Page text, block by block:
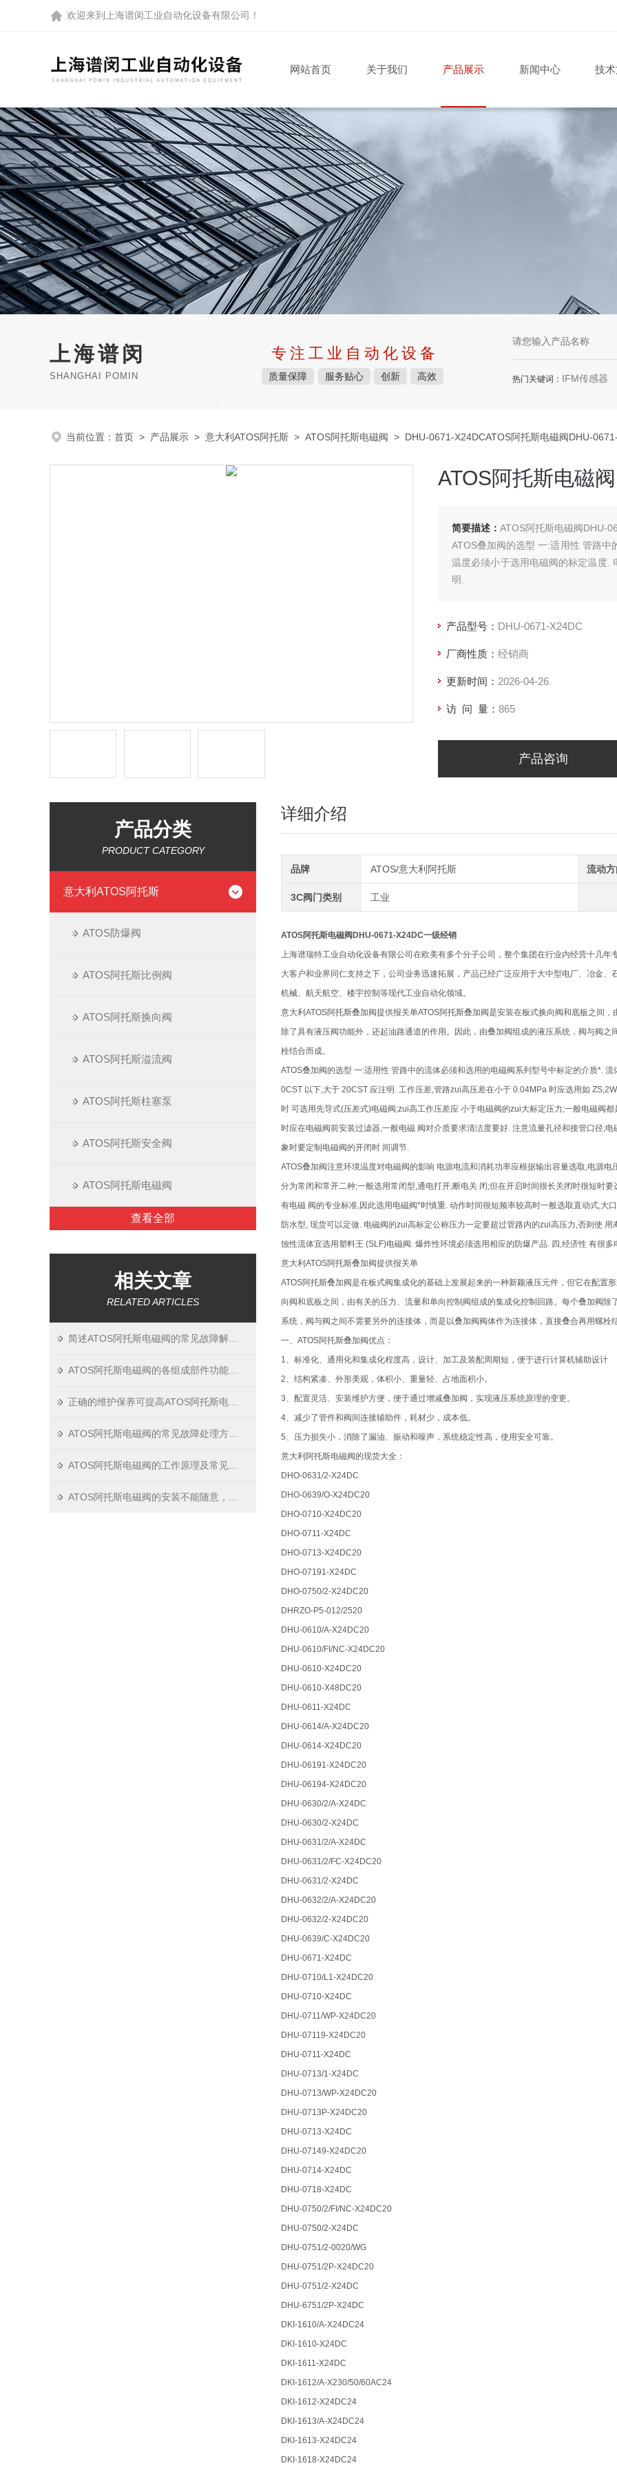
欢迎来到 上海谱闵工业自动化设备有限公司 ！
网站首页 关于我们 产品展示 新闻中心 技
上海谱闵
SHANGHAI POMIN
专注工业自动化设备
质量保障 服务贴心 创新 高效 热门关键词： IFM传感器
当前位置： 首页 > 产品展示 > 意大利ATOS阿托斯 > ATOS阿托斯电磁阀 > DHU-0671-X24DCATOS阿托斯电磁阀DHU-
ATOS阿托斯电磁
简要描述： ATOS阿托斯电磁阀DHU-
ATOS叠加阀的选型 一:适用性 管路中
温度必须小于选用电磁阀的标定温度.
明.
产品型号： DHU-0671-X24DC
厂商性质： 经销商
更新时间： 2026-04-26
访 问 量： 865
产品咨询
产品分类
PRODUCT CATEGORY
意大利ATOS阿托斯
ATOS防爆阀
ATOS阿托斯比例阀
ATOS阿托斯换向阀
ATOS阿托斯溢流阀
ATOS阿托斯柱塞泵
ATOS阿托斯安全阀
ATOS阿托斯电磁阀
查看全部
相关文章
RELATED ARTICLES
详细介绍
品牌 ATOS/意大利阿托斯 流动方
3C阀门类别 工业
ATOS阿托斯电磁阀DHU-0671-X24DC一级经销
上海谱瑞特工业自动化设备有限公司在欧美有多个分子公司，整个集团在行业内经营十几
大客户和业界同仁支持之下，公司业务迅速拓展，产品已经广泛应用于大中型电厂、冶金
机械、航天航空、楼宇控制等现代工业自动化领域。
意大利ATOS阿托斯叠加阀提供报关单ATOS阿托斯叠加阀是安装在板式换向阀和底板之间
除了具有液压阀功能外，还起油路通道的作用。因此，由叠加阀组成的液压系统，阀与阀
栓结合而成。
ATOS叠加阀的选型 一:适用性 管路中的流体必须和选用的电磁阀系列型号中标定的介质*.
0CST 以下,大于 20CST 应注明. 工作压差,管路zui高压差在小于 0.04MPa 时应选用如
时 可选用先导式(压差式)电磁阀;zui高工作压差应 小于电磁阀的zui大标定压力;一般电磁阀
时应在电磁阀前安装过滤器,一般电磁 阀对介质要求清洁度要好. 注意流量孔径和接管口径;
象时要定制电磁阀的开闭时 间调节.
ATOS叠加阀注意环境温度对电磁阀的影响 电源电流和消耗功率应根据输出容量选取,电源
分为常闭和常开二种;一般选用常闭型,通电打开,断电关 闭;但在开启时间很长关闭时很短时
有电磁 阀的专业标准,因此选用电磁阀*时慎重. 动作时间很短频率较高时一般选取直动式,大
防水型, 现货可以定做. 电磁阀的zui高标定公称压力一定要超过管路内的zui高压力,否则使
蚀性流体宜选用塑料王 (SLF)电磁阀. 爆炸性环境必须选用相应的防爆产品. 四,经济性 有很
意大利ATOS阿托斯叠加阀提供报关单
ATOS阿托斯叠加阀是在板式阀集成化的基础上发展起来的一种新颖液压元件，但它在配置
向阀和底板之间，由有关的压力、流量和单向控制阀组成的集成化控制回路。每个叠加阀
系统，阀与阀之间不需要另外的连接体，而是以叠加阀阀体作为连接体，直接叠合再用螺栓
一、ATOS阿托斯叠加阀优点：
1、标准化、通用化和集成化程度高，设计、加工及装配周期短，便于进行计算机辅助设计
2、结构紧凑、外形美观，体积小、重量轻、占地面积小。
3、配置灵活、安装维护方便，便于通过增减叠加阀，实现液压系统原理的变更。
4、减少了管件和阀间连接辅助件，耗材少，成本低。
5、压力损失小，消除了漏油、振动和噪声，系统稳定性高，使用安全可靠。
意大利阿托斯电磁阀的现货大全：
DHO-0631/2-X24DC
DHO-0639/O-X24DC20
DHO-0710-X24DC20
DHO-0711-X24DC
DHO-0713-X24DC20
DHO-07191-X24DC
DHO-0750/2-X24DC20
DHRZO-P5-012/2520
DHU-0610/A-X24DC20
DHU-0610/FI/NC-X24DC20
DHU-0610-X24DC20
DHU-0610-X48DC20
DHU-0611-X24DC
DHU-0614/A-X24DC20
DHU-0614-X24DC20
DHU-06191-X24DC20
DHU-06194-X24DC20
DHU-0630/2/A-X24DC
DHU-0630/2-X24DC
DHU-0631/2/A-X24DC
DHU-0631/2/FC-X24DC20
DHU-0631/2-X24DC
DHU-0632/2/A-X24DC20
DHU-0632/2-X24DC20
DHU-0639/C-X24DC20
DHU-0671-X24DC
DHU-0710/L1-X24DC20
DHU-0710-X24DC
DHU-0711/WP-X24DC20
DHU-07119-X24DC20
DHU-0711-X24DC
DHU-0713/1-X24DC
DHU-0713/WP-X24DC20
DHU-0713P-X24DC20
DHU-0713-X24DC
DHU-07149-X24DC20
DHU-0714-X24DC
DHU-0718-X24DC
DHU-0750/2/FI/NC-X24DC20
DHU-0750/2-X24DC
DHU-0751/2-0020/WG
DHU-0751/2P-X24DC20
DHU-0751/2-X24DC
DHU-6751/2P-X24DC
DKI-1610/A-X24DC24
DKI-1610-X24DC
DKI-1611-X24DC
DKI-1612/A-X230/50/60AC24
DKI-1612-X24DC24
DKI-1613/A-X24DC24
DKI-1613-X24DC24
DKI-1618-X24DC24